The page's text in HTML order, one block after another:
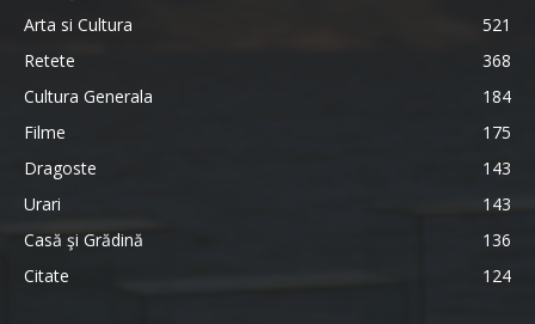
Arta si Cultura
521
Retete
368
Cultura Generala
184
Filme
175
Dragoste
143
Urari
143
Casă şi Grădină
136
Citate
124